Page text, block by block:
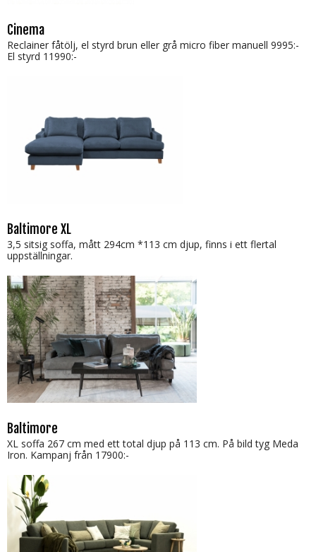
Cinema
Reclainer fåtölj, el styrd brun eller grå micro fiber manuell 9995:-
El styrd 11990:-
Baltimore XL
3,5 sitsig soffa, mått 294cm *113 cm djup, finns i ett flertal
uppställningar.
Baltimore
XL soffa 267 cm med ett total djup på 113 cm. På bild tyg Meda
Iron. Kampanj från 17900:-